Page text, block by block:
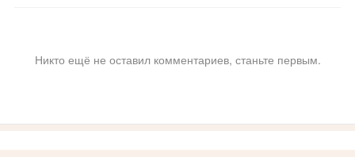
Никто ещё не оставил комментариев, станьте первым.